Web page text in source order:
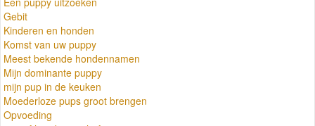
Gebit
Kinderen en honden
Komst van uw puppy
Meest bekende hondennamen
Mijn dominante puppy
mijn pup in de keuken
Moederloze pups groot brengen
Opvoeding